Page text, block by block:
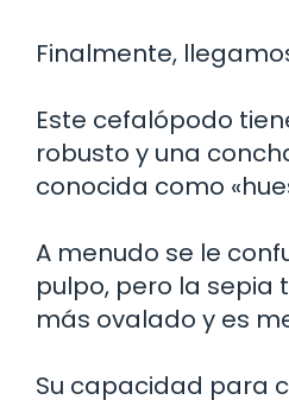
Finalmente,
Este cefalópodo
robusto y una
conocida como
A menudo se le
pulpo, pero la sepia
más ovalado y es
Su capacidad para